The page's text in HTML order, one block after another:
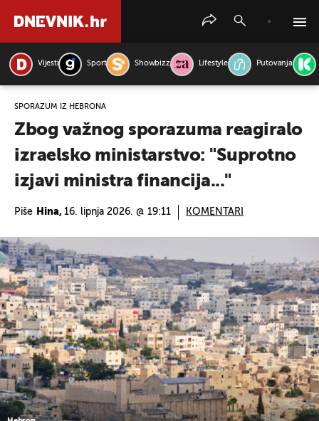
Vijesti Sport Showbizz Lifestyle Putovanja
SPORAZUM IZ HEBRONA
Zbog važnog sporazuma reagiralo
izraelsko ministarstvo: "Suprotno
izjavi ministra financija..."
Piše Hina, 16. lipnja 2026. @ 19:11 KOMENTARI
PRETRAŽITE VIJESTI